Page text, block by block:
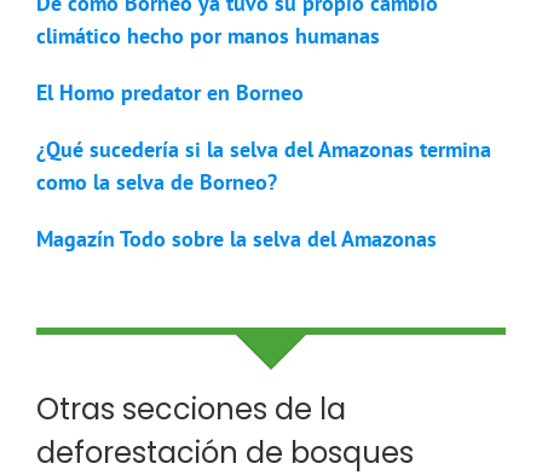
climático hecho por manos humanas
El Homo predator en Borneo
¿Qué sucedería si la selva del Amazonas termina
como la selva de Borneo?
Magazín Todo sobre la selva del Amazonas
Otras secciones de la
deforestación de bosques